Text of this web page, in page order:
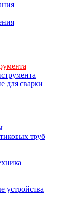
для сварки
труб
устройства